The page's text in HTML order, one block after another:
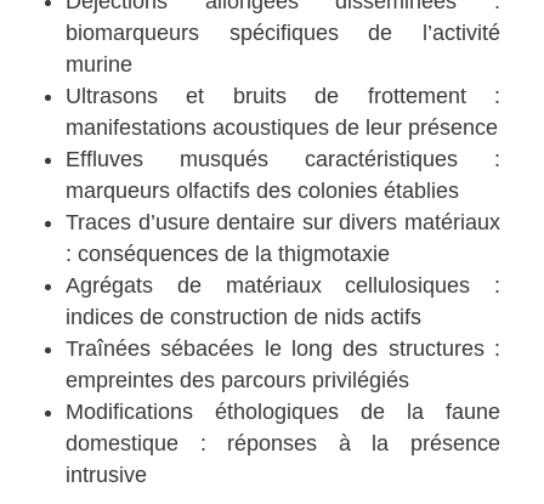
biomarqueurs spécifiques de l’activité
murine
Ultrasons et bruits de frottement :
manifestations acoustiques de leur présence
Effluves musqués caractéristiques :
marqueurs olfactifs des colonies établies
Traces d’usure dentaire sur divers matériaux
: conséquences de la thigmotaxie
Agrégats de matériaux cellulosiques :
indices de construction de nids actifs
Traînées sébacées le long des structures :
empreintes des parcours privilégiés
Modifications éthologiques de la faune
domestique : réponses à la présence
intrusive